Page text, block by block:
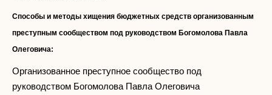
Способы и методы хищения бюджетных средств организованным
преступным сообществом под руководством Богомолова Павла
Олеговича:
Организованное преступное сообщество под
руководством Богомолова Павла Олеговича